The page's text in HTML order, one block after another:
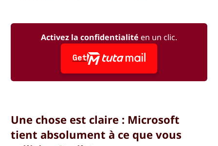
Activez la confidentialité en un clic.
Get
Une chose est claire : Microsoft
tient absolument à ce que vous